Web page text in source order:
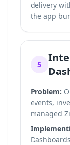
delivery
the app
5
Problem:
events,
managed